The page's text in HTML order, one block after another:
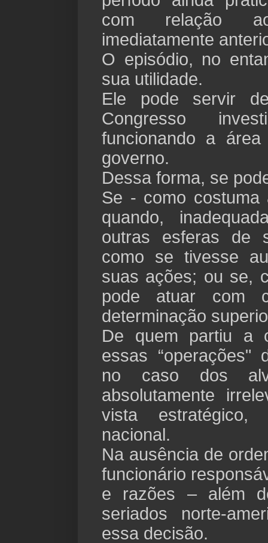
com relação
imediatamente
O episódio, no
sua utilidade.
Ele pode servir
Congresso
funcionando a área
governo.
Dessa forma, se
Se - como
quando,
outras esferas de
como se tivesse
suas ações; ou se,
pode atuar com
determinação
De quem partiu a
essas “operações"
no caso dos
absolutamente
vista
nacional.
Na ausência de
funcionário
e razões – além
seriados norte-
essa decisão.